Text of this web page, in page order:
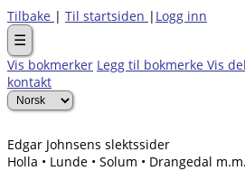
Tilbake | Til startsiden | Logg inn
☰
Vis bokmerker Legg til bokmerke Vis
kontakt
Edgar Johnsens slektssider
Holla • Lunde • Solum • Drangedal m.m.